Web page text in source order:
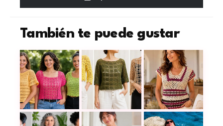
También te puede gustar
Tu próxima blusa favorita está aquí: 16 tutoriales
Blusas caladas a crochet para
Aprende a tejer